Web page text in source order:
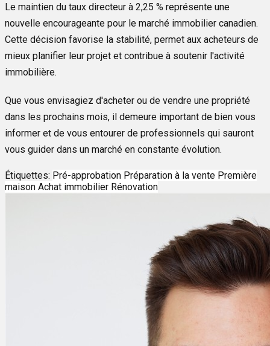
Le maintien du taux directeur à 2,25 % représente une
nouvelle encourageante pour le marché immobilier canadien.
Cette décision favorise la stabilité, permet aux acheteurs de
mieux planifier leur projet et contribue à soutenir l'activité
immobilière.
Que vous envisagiez d'acheter ou de vendre une propriété
dans les prochains mois, il demeure important de bien vous
informer et de vous entourer de professionnels qui sauront
vous guider dans un marché en constante évolution.
Étiquettes: Pré-approbation Préparation à la vente Première
maison Achat immobilier Rénovation